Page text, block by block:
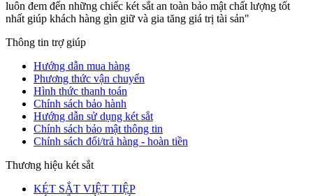
luôn đem đến những chiếc két sắt an toàn bảo mật chất lượng tốt
nhất giúp khách hàng gìn giữ và gia tăng giá trị tài sản"
Thông tin trợ giúp
Hướng dẫn mua hàng
Phương thức vận chuyển
Hình thức thanh toán
Chính sách bảo hành
Hướng dẫn sử dụng két sắt
Chính sách bảo mật thông tin
Chính sách đổi/trả hàng - hoàn tiền
Thương hiệu két sắt
KÉT SẮT VIỆT TIỆP